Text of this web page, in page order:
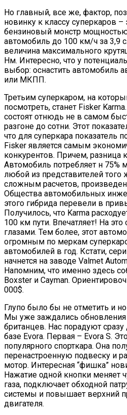
Но главный, все же, фактор,
новинку к классу суперкаров
бензиновый монстр мощностью
автомобиль до 100 км/ч за 3,9
величина максимального
Нм. Интересно, что у
выбор: оснастить автомобиль
или МКПП.
Третьим суперкаром, на
посмотреть, станет Fisker
состоят отнюдь не в самом
разгоне до сотни. Этот
что для суперкара показатель
Fisker является самым
конкурентов. Причем, разница
Автомобиль потребляет н 75%
любой из представителей того
сложным расчетов,
Общества автомобильных
этого гибрида перевели в
Получилось, что Karma
100 км пути. Впечатляет! На это
глазами. Тем более, этот
огромным по меркам
автомобилей в год. Кстати,
начнется на заводе Valmet
Напомним, что именно здесь
Boxster и Cayman.
000$.
Глупо было бы не отметить и
Мы уже заждались обновления
британцев. Нас порадуют
базе Evora. Первая – Evora S.
популярного спорткара. Она
перенастроенную подвеску и
мотор. Интересная “фишка”
Нажатие одной кнопки меняет
газа, подключает обходной
системы и повышает верхний
двигателя.